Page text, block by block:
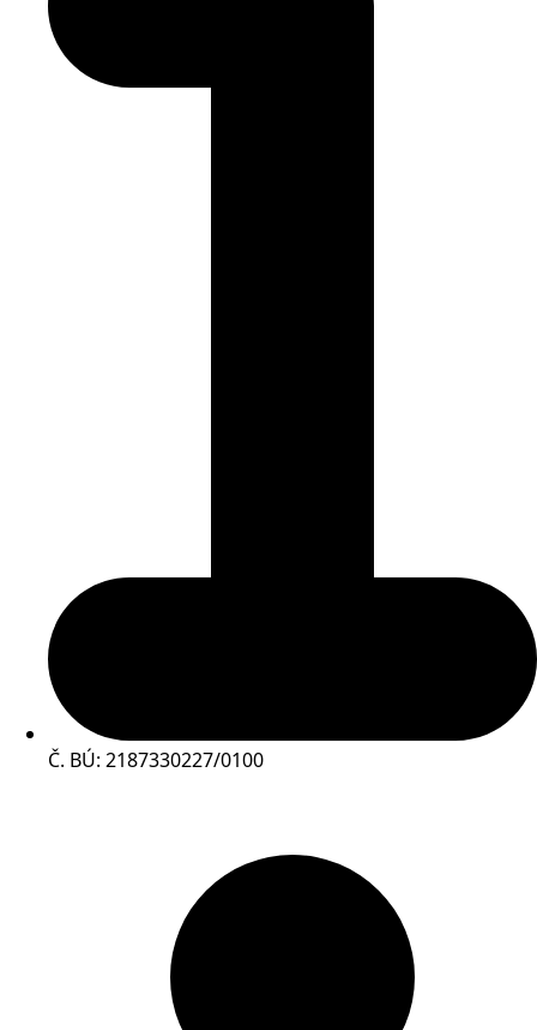
Č. BÚ: 2187330227/0100